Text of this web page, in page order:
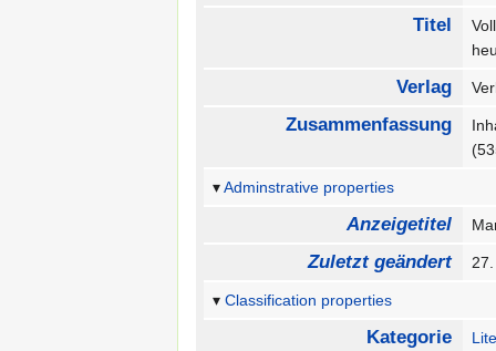
Titel
Verlag
Zusammenfassung
Adminstrative properties
Anzeigetitel
Zuletzt geändert
Classification properties
Kategorie